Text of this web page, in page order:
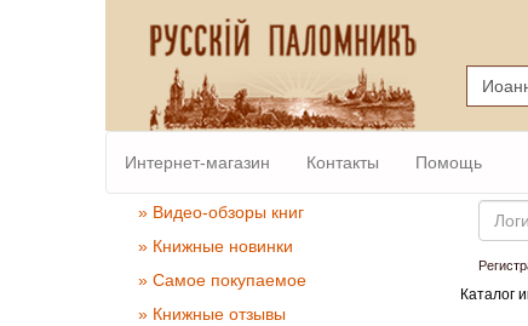
Интернет-магазин Контакты Помощь
» Видео-обзоры книг
» Книжные новинки
» Самое покупаемое
» Книжные отзывы
Email
Каталог